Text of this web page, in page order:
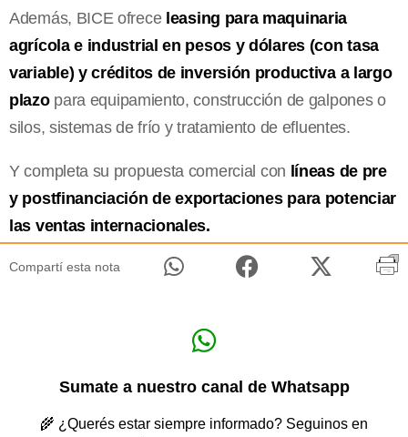
Además, BICE ofrece leasing para maquinaria
agrícola e industrial en pesos y dólares (con tasa
variable) y créditos de inversión productiva a largo
plazopara equipamiento, construcción de galpones o
silos, sistemas de frío y tratamiento de efluentes.
Y completa su propuesta comercial con líneas de pre
y postfinanciación de exportaciones para potenciar
las ventas internacionales.
Compartí esta nota
Sumate a nuestro canal de Whatsapp
🌾 ¿Querés estar siempre informado? Seguinos en